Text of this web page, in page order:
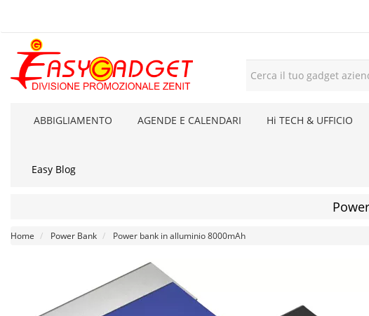
ABBIGLIAMENTO AGENDE E CALENDARI Hi TECH & UFFICIO
Easy Blog
Home Power Bank Power bank in alluminio 8000mAh